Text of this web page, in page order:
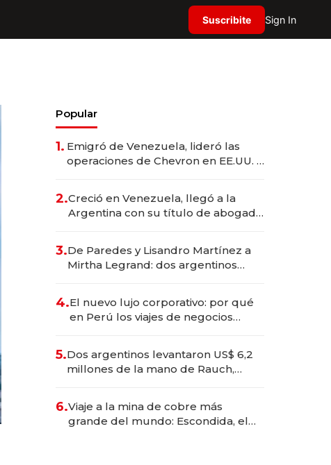
Suscribite Sign In
Popular
1. Emigró de Venezuela, lideró las
operaciones de Chevron en EE.UU. y
2.Creció en Venezuela, llegó a la
Argentina con su título de abogado
marcas "fast premium"
3.De Paredes y Lisandro Martínez a
Mirtha Legrand: dos argentinos
4.El nuevo lujo corporativo: por qué
en Perú los viajes de negocios
transformadoras
5.Dos argentinos levantaron US$ 6,2
millones de la mano de Rauch,
6.Viaje a la mina de cobre más
grande del mundo: Escondida, el